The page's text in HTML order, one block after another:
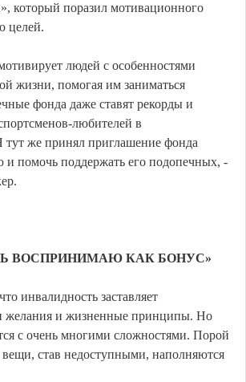
который поразил мотивационного
целей.
людей с особенностями
жизни, помогая им заниматься
фонда даже ставят рекорды и
любителей в
же принял приглашение фонда
и помочь поддержать его подопечных, -
ВОСПРИНИМАЮ КАК БОНУС»
инвалидность заставляет
желания и жизненные принципы. Но
с очень многими сложностями. Порой
став недоступными, наполняются